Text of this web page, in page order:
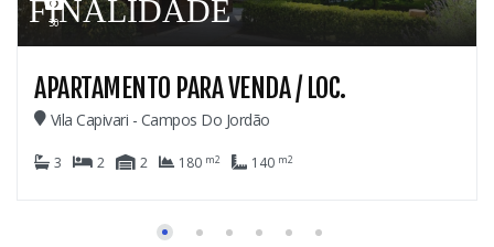
VENDA / LOC.
Do Jordão
m2 140 m2